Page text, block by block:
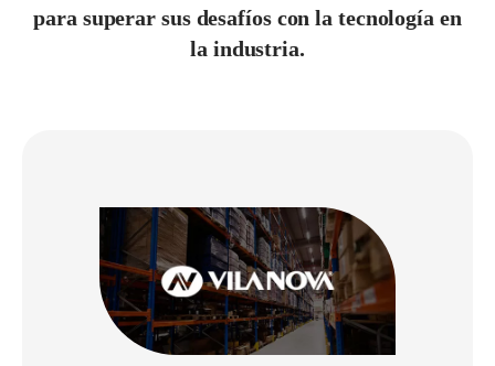
para superar sus desafíos con la tecnología en
la industria.